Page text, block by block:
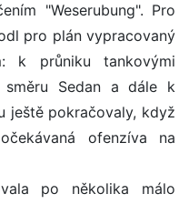
"Weserubung". Pro
pro plán vypracovaný
k průniku tankovými
Sedan a dále k
ještě pokračovaly, když
ofenzíva na
po několika málo